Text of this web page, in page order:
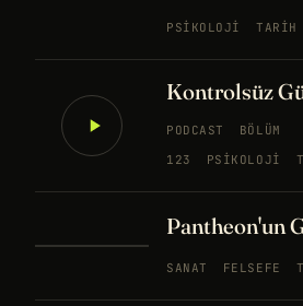
PSIKOLOJI TARIH
Kontrolsüz
PODCAST
BÖLÜM
123
PSIKOLOJI
Pantheon'un
SANAT FELSEFE